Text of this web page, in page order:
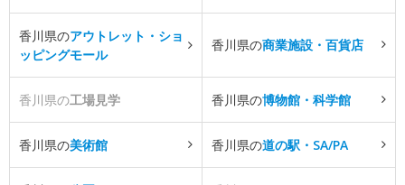
香川県のアウトレット・ショ
ッピングモール
香川県の商業施設・百貨店
香川県の工場見学 香川県の博物館・科学館
香川県の美術館 香川県の道の駅・SA/PA